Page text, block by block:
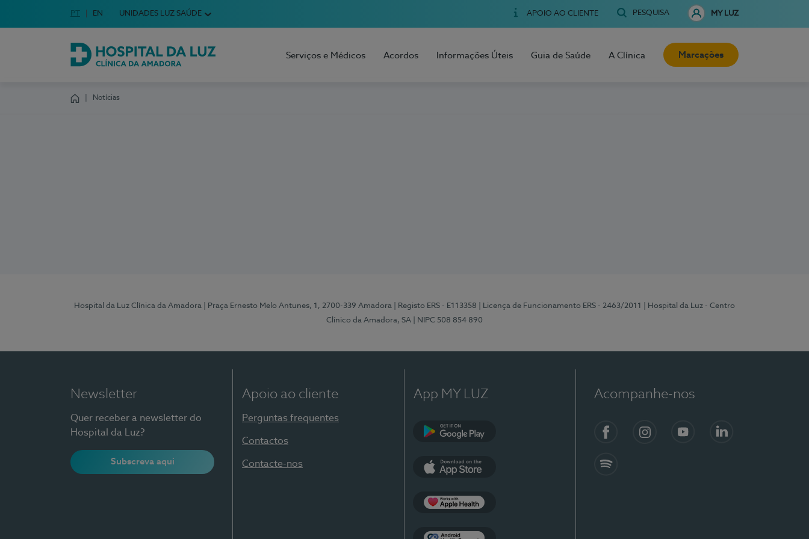
Escolha o seu idioma
Idioma em Português
PT English Language
EN UNIDADES LUZ SAÚDE APOIO AO CLIENTE PESQUISA MY LUZ
Hospital da Luz Clínica da Amadora
Serviços e Médicos Acordos Informações Úteis Guia de Saúde A Clínica Marcações
Notícias
Hospital da Luz Clínica da Amadora | Praça Ernesto Melo Antunes, 1, 2700-339 Amadora | Registo ERS - E113358 | Licença de Funcionamento ERS - 2463/2011
| Hospital da Luz - Centro
Clínico da Amadora, SA
| NIPC 508 854 890
Newsletter
Quer receber a newsletter do
Hospital da Luz?
Subscreva aqui
Apoio ao cliente
Perguntas frequentes
Contactos
Contacte-nos
App MY LUZ Acompanhe-nos